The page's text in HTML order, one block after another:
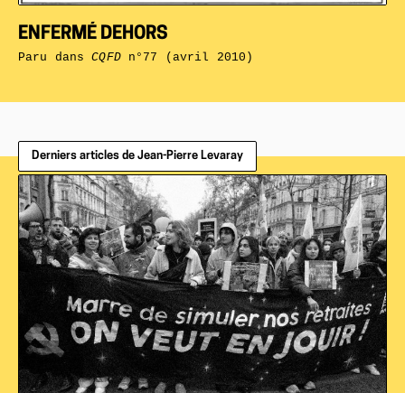
ENFERMÉ DEHORS
Paru dansCQFDn°77 (avril 2010)
Derniers articles de Jean-Pierre Levaray